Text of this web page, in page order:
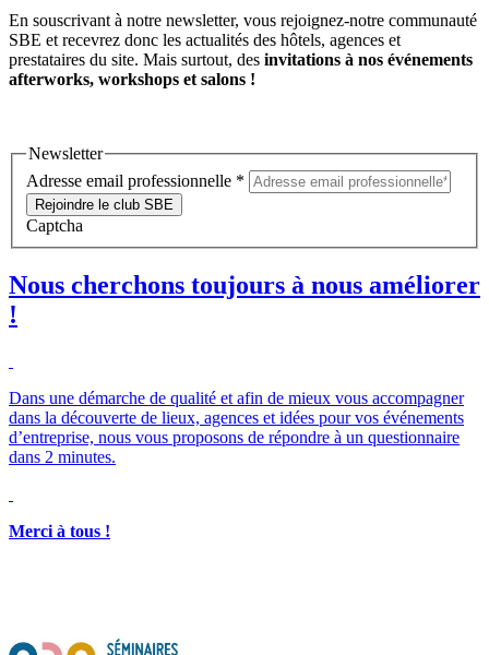
En souscrivant à notre newsletter, vous rejoignez-notre communauté
SBE et recevrez donc les actualités des hôtels, agences et
prestataires du site. Mais surtout, des invitations à nos événements
afterworks, workshops et salons !
Newsletter
Adresse email professionnelle *
Rejoindre le club SBE
Captcha
Nous cherchons toujours à nous améliorer
!
Dans une démarche de qualité et afin de mieux vous accompagner
dans la découverte de lieux, agences et idées pour vos événements
d’entreprise, nous vous proposons de répondre à un questionnaire
dans 2 minutes.
Merci à tous !